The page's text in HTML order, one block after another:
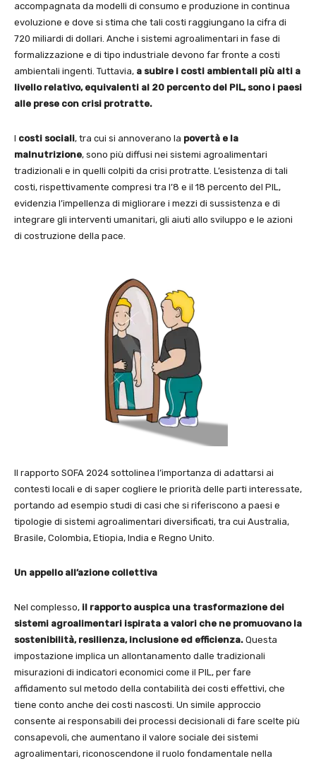
accompagnata da modelli di consumo e produzione in continua
evoluzione e dove si stima che tali costi raggiungano la cifra di
720 miliardi di dollari. Anche i sistemi agroalimentari in fase di
formalizzazione e di tipo industriale devono far fronte a costi
ambientali ingenti. Tuttavia, a subire i costi ambientali più alti a
livello relativo, equivalenti al 20 percento del PIL, sono i paesi
alle prese con crisi protratte.
I costi sociali, tra cui si annoverano la povertà e la
malnutrizione, sono più diffusi nei sistemi agroalimentari
tradizionali e in quelli colpiti da crisi protratte. L’esistenza di tali
costi, rispettivamente compresi tra l’8 e il 18 percento del PIL,
evidenzia l’impellenza di migliorare i mezzi di sussistenza e di
integrare gli interventi umanitari, gli aiuti allo sviluppo e le azioni
di costruzione della pace.
Il rapporto SOFA 2024 sottolinea l’importanza di adattarsi ai
contesti locali e di saper cogliere le priorità delle parti interessate,
portando ad esempio studi di casi che si riferiscono a paesi e
tipologie di sistemi agroalimentari diversificati, tra cui Australia,
Brasile, Colombia, Etiopia, India e Regno Unito.
Un appello all’azione collettiva
Nel complesso, il rapporto auspica una trasformazione dei
sistemi agroalimentari ispirata a valori che ne promuovano la
sostenibilità, resilienza, inclusione ed efficienza. Questa
impostazione implica un allontanamento dalle tradizionali
misurazioni di indicatori economici come il PIL, per fare
affidamento sul metodo della contabilità dei costi effettivi, che
tiene conto anche dei costi nascosti. Un simile approccio
consente ai responsabili dei processi decisionali di fare scelte più
consapevoli, che aumentano il valore sociale dei sistemi
agroalimentari, riconoscendone il ruolo fondamentale nella